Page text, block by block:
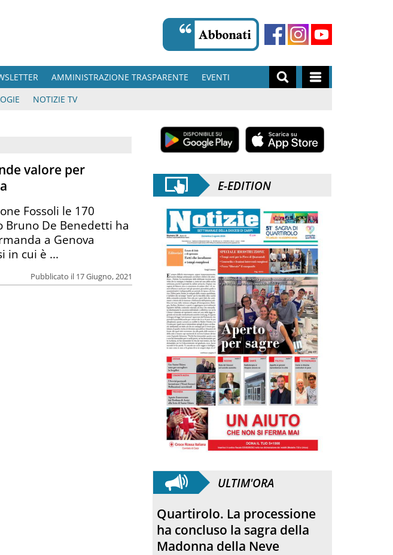
AMMINISTRAZIONE TRASPARENTE
EVENTI
NOTIZIE TV
valore per
Pubblicato il 17 Giugno, 2021
Fossoli le 170
De Benedetti ha
a Genova
in cui è ...
E-EDITION
ULTIM'ORA
Quartirolo. La processione
ha concluso la sagra della
Madonna della Neve